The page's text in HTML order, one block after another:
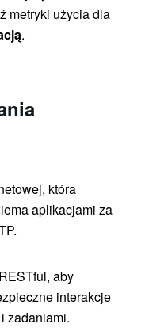
metryki użycia dla
.
która
aplikacjami za
aby
interakcje
zadaniami.